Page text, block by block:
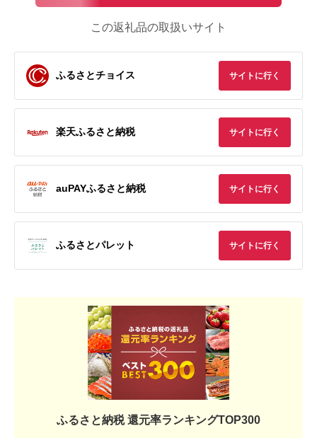
この返礼品の取扱いサイト
ふるさとチョイス サイトに行く
楽天ふるさと納税 サイトに行く
auPAYふるさと納税 サイトに行く
ふるさとパレット サイトに行く
ふるさと納税 還元率ランキングTOP300